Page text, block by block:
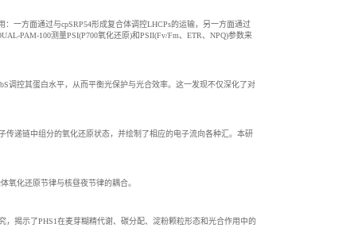
一方面通过与cpSRP54形成复合体调控LHCPs的运输，另一方面通过
PAM-100测量PSI(P700氧化还原)和PSII(Fv/Fm、ETR、NPQ)参数来
调控其蛋白水平，从而平衡光保护与光合效率。这一发现不仅深化了对
传递链中组分的氧化还原状态，并绘制了相应的电子流向各种汇。本研
氧化还原节律与核昼夜节律的耦合。
，揭示了PHS1在麦芽糊精代谢、碳分配、淀粉颗粒形态和光合作用中的